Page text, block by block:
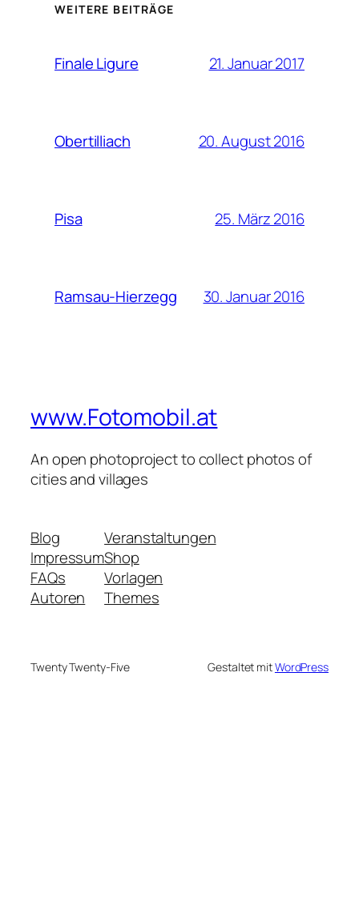
WEITERE BEITRÄGE
Finale Ligure 21. Januar 2017
Obertilliach 20. August 2016
Pisa 25. März 2016
Ramsau-Hierzegg 30. Januar 2016
www.Fotomobil.at
An open photoproject to collect photos of
cities and villages
Blog
Impressum
FAQs
Autoren
Veranstaltungen
Shop
Vorlagen
Themes
Twenty Twenty-Five Gestaltet mitWordPress